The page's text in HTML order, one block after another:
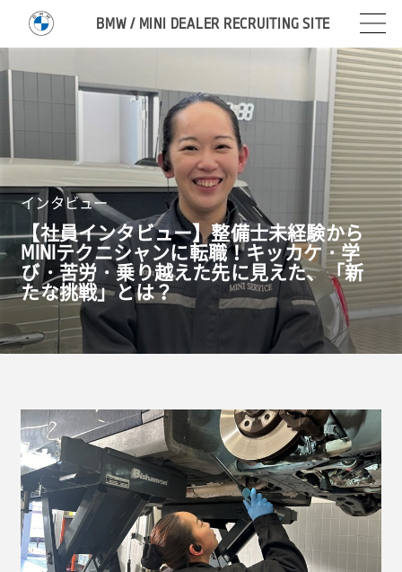
BMW / MINI DEALER RECRUITING SITE
インタビュー
【社員インタビュー】整備士未経験から
MINIテクニシャンに転職！キッカケ・学
び・苦労・乗り越えた先に見えた、「新
たな挑戦」とは？